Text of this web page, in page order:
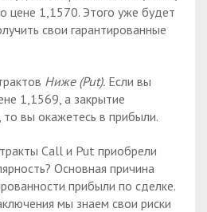
цене 1,1570. Этого уже будет
свои гарантированные
Ниже (Put). Если вы
1,1569, а закрытие
вы окажетесь в прибыли.
Call и Put приобрели
Основная причина
прибыли по сделке.
мы знаем свои риски